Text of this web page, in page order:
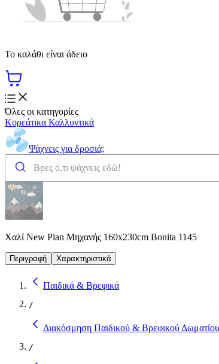
Το καλάθι είναι άδειο
Όλες οι κατηγορίες
Κορεάτικα Καλλυντικά
Ψάχνεις για δροσιά;
Χαλί New Plan Μηχανής 160x230cm Bonita 1145
Περιγραφή Χαρακτηριστικά
Παιδικά & Βρεφικά
/
Διακόσμηση Παιδικού & Βρεφικού Δωματίου
/